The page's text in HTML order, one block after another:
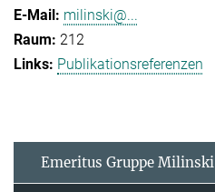
milinski@...
212
Publikationsreferenzen
Emeritus Gruppe Milinski